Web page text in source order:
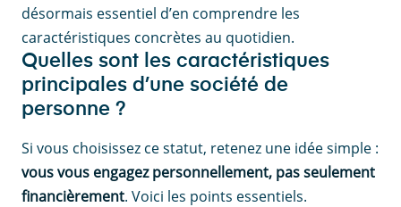
désormais essentiel d’en comprendre les
caractéristiques concrètes au quotidien.
Quelles sont les caractéristiques
principales d’une société de
personne ?
Si vous choisissez ce statut, retenez une idée simple :
vous vous engagez personnellement, pas seulement
financièrement. Voici les points essentiels.